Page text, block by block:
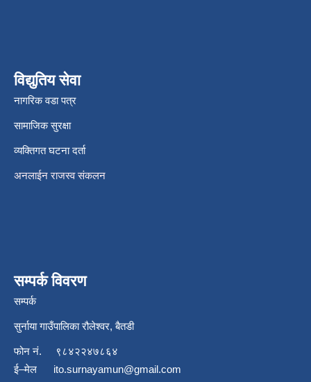
विद्युतिय सेवा
नागरिक वडा पत्र
सामाजिक सुरक्षा
व्यक्तिगत घटना दर्ता
अनलाईन राजस्व संकलन
सम्पर्क विवरण
सम्पर्क
सुर्नाया गाउँपालिका रौलेश्वर, बैतडी
फोन नं.
९८४२२४७८६४
ई–मेल ito.surnayamun@gmail.com